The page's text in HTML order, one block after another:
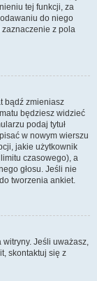
tej funkcji, za
do niego
z pola
bądź zmieniasz
będziesz widzieć
podaj tytuł
w nowym wierszu
jakie użytkownik
czasowego), a
głosu. Jeśli nie
tworzenia ankiet.
Jeśli uważasz,
skontaktuj się z